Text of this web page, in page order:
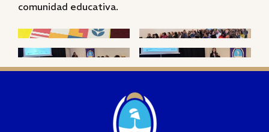
comunidad educativa.